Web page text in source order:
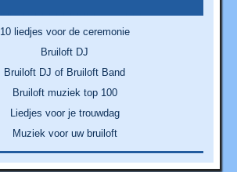
10 liedjes voor de ceremonie
Bruiloft DJ
Bruiloft DJ of Bruiloft Band
Bruiloft muziek top 100
Liedjes voor je trouwdag
Muziek voor uw bruiloft